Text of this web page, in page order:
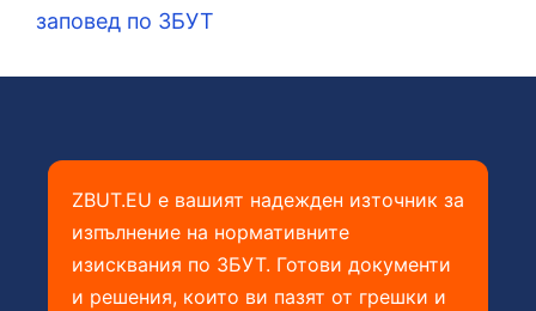
заповед по ЗБУТ
ZBUT.EU е вашият надежден източник за
изпълнение на нормативните
изисквания по ЗБУТ. Готови документи
и решения, които ви пазят от грешки и